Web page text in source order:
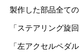
製作した部品全て
「ステアリング旋
「左アクセルペダ